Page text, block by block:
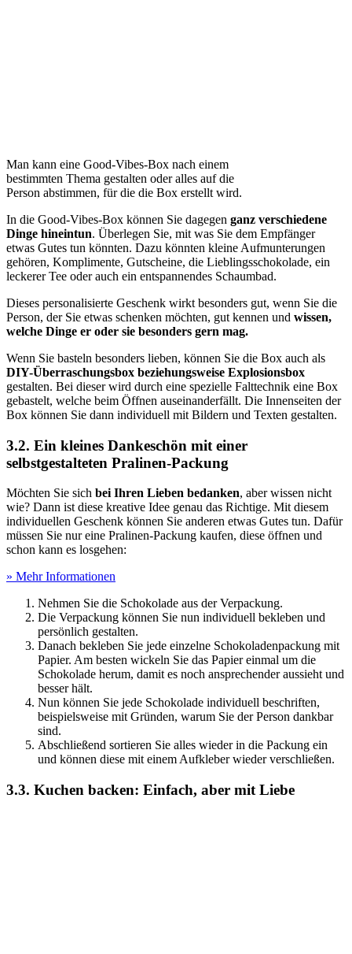
Man kann eine Good-Vibes-Box nach einem
bestimmten Thema gestalten oder alles auf die
Person abstimmen, für die die Box erstellt wird.
In die Good-Vibes-Box können Sie dagegen ganz verschiedene
Dinge hineintun. Überlegen Sie, mit was Sie dem Empfänger
etwas Gutes tun könnten. Dazu könnten kleine Aufmunterungen
gehören, Komplimente, Gutscheine, die Lieblingsschokolade, ein
leckerer Tee oder auch ein entspannendes Schaumbad.
Dieses personalisierte Geschenk wirkt besonders gut, wenn Sie die
Person, der Sie etwas schenken möchten, gut kennen und wissen,
welche Dinge er oder sie besonders gern mag.
Wenn Sie basteln besonders lieben, können Sie die Box auch als
DIY-Überraschungsbox beziehungsweise Explosionsbox
gestalten. Bei dieser wird durch eine spezielle Falttechnik eine Box
gebastelt, welche beim Öffnen auseinanderfällt. Die Innenseiten der
Box können Sie dann individuell mit Bildern und Texten gestalten.
3.2. Ein kleines Dankeschön mit einer
selbstgestalteten Pralinen-Packung
Möchten Sie sich bei Ihren Lieben bedanken, aber wissen nicht
wie? Dann ist diese kreative Idee genau das Richtige. Mit diesem
individuellen Geschenk können Sie anderen etwas Gutes tun. Dafür
müssen Sie nur eine Pralinen-Packung kaufen, diese öffnen und
schon kann es losgehen:
» Mehr Informationen
Nehmen Sie die Schokolade aus der Verpackung.
Die Verpackung können Sie nun individuell bekleben und
persönlich gestalten.
Danach bekleben Sie jede einzelne Schokoladenpackung mit
Papier. Am besten wickeln Sie das Papier einmal um die
Schokolade herum, damit es noch ansprechender aussieht und
besser hält.
Nun können Sie jede Schokolade individuell beschriften,
beispielsweise mit Gründen, warum Sie der Person dankbar
sind.
Abschließend sortieren Sie alles wieder in die Packung ein
und können diese mit einem Aufkleber wieder verschließen.
3.3. Kuchen backen: Einfach, aber mit Liebe